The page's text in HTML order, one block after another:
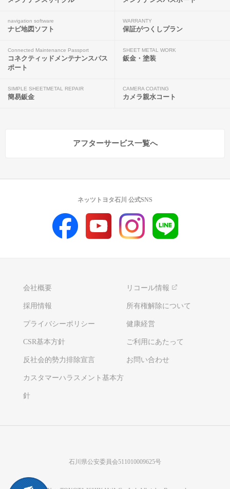
navigation software
ナビ地図ソフト
WARRANTY
保証がつくしプラン
Connected Maintenance Passport
コネクティッドメンテナンスパス
ポート
SHEET METAL WORK
鈑金・塗装
SIMPLE SHEETMETAL REPAIR
簡易鈑金
CAMERA COATING
カメラ親水コート
アフターサービス一覧へ
会社概要 リコール情報
採用情報 所有権解除について
プライバシーポリシー 健康経営
CSR基本方針 ご利用にあたって
反社会的勢力排除宣言 お問い合わせ
カスタマーハラスメント基本方
針
ネッツトヨタ石川 公式SNS
石川県公安委員会511010009625号